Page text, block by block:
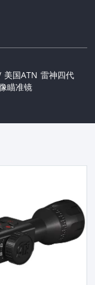
美国ATN 雷神四代
瞄准镜